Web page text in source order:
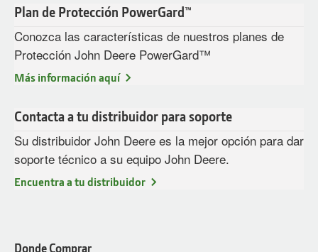
Plan de Protección PowerGard™
Conozca las características de nuestros planes de
Protección John Deere PowerGard™
Más información aquí
Contacta a tu distribuidor para soporte
Su distribuidor John Deere es la mejor opción para dar
soporte técnico a su equipo John Deere.
Encuentra a tu distribuidor
Donde Comprar